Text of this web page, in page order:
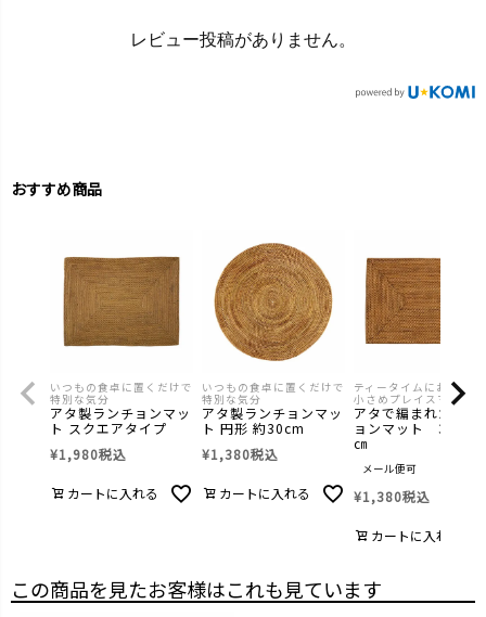
レビュー投稿がありません。
おすすめ商品
いつもの食卓に置くだけで
特別な気分
アタ製ランチョンマッ
ト スクエアタイプ
¥1,980税込
カートに入れる
いつもの食卓に置くだけで
特別な気分
アタ製ランチョンマッ
ト 円形 約30cm
¥1,380税込
カートに入れる
ティータイムにおスス
小さめプレイスマット
アタで編まれたラン
ョンマット 30×22
㎝
メール便可
¥1,380税込
カートに入れる
この商品を見たお客様はこれも見ています